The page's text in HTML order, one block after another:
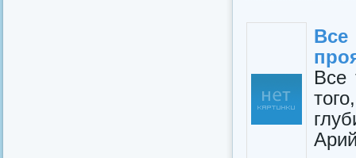
Все